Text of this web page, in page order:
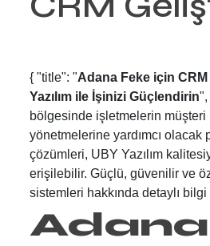
{ "title": "Adana Feke için
Yazılım ile İşinizi Güçlendirin
bölgesinde işletmelerin
yönetmelerine yardımcı olacak
çözümleri, UBY Yazılım
erişilebilir. Güçlü, güvenilir ve
sistemleri hakkında detaylı bilgi
Adana